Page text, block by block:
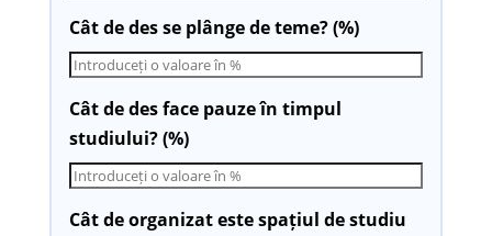
Cât de des se plânge de teme? (%)
Cât de des face pauze în timpul
studiului? (%)
Cât de organizat este spațiul de studiu